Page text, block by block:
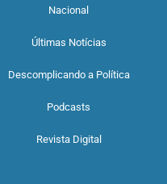
Nacional
Últimas Notícias
Descomplicando a Política
Podcasts
Revista Digital